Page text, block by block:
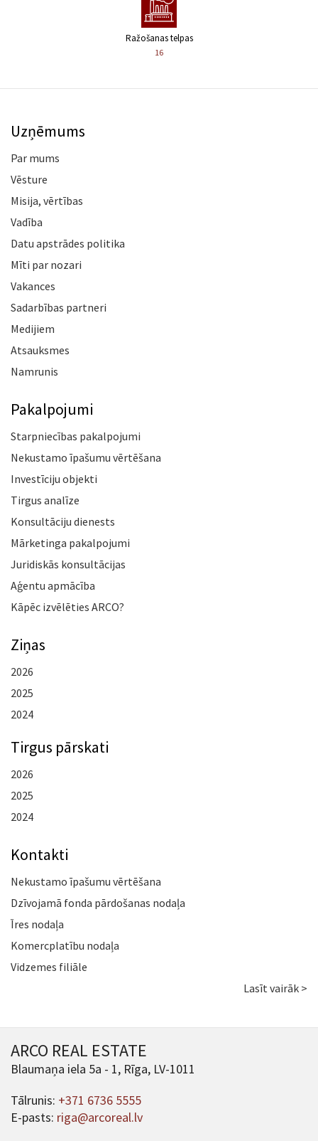
Ražošanas telpas
16
Uzņēmums
Par mums
Vēsture
Misija, vērtības
Vadība
Datu apstrādes politika
Mīti par nozari
Vakances
Sadarbības partneri
Medijiem
Atsauksmes
Namrunis
Pakalpojumi
Starpniecības pakalpojumi
Nekustamo īpašumu vērtēšana
Investīciju objekti
Tirgus analīze
Konsultāciju dienests
Mārketinga pakalpojumi
Juridiskās konsultācijas
Aģentu apmācība
Kāpēc izvēlēties ARCO?
Ziņas
2026
2025
2024
Tirgus pārskati
2026
2025
2024
Kontakti
Nekustamo īpašumu vērtēšana
Dzīvojamā fonda pārdošanas nodaļa
Īres nodaļa
Komercplatību nodaļa
Vidzemes filiāle
Lasīt vairāk >
ARCO REAL ESTATE
Blaumaņa iela 5a - 1, Rīga, LV-1011
Tālrunis: +371 6736 5555
E-pasts: riga@arcoreal.lv